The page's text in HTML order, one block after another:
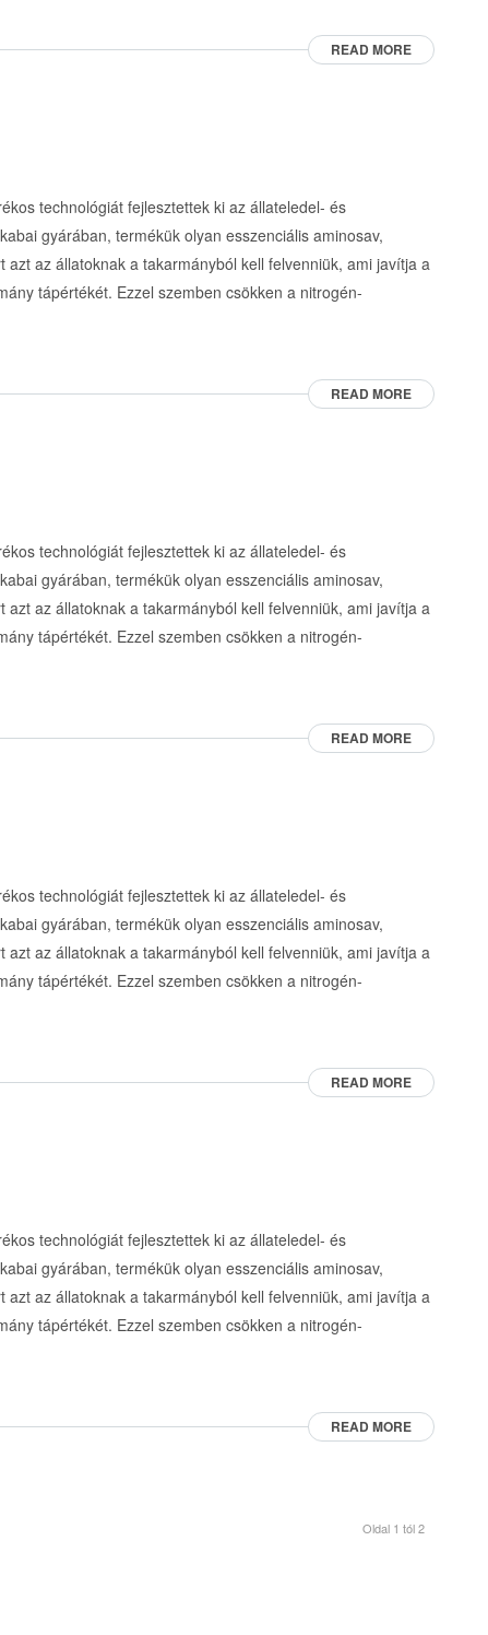
READ MORE
technológiát fejlesztettek ki az állateledel- és
gyárában, termékük olyan esszenciális aminosav,
az állatoknak a takarmányból kell felvenniük, ami javítja a
tápértékét. Ezzel szemben csökken a nitrogén-
READ MORE
technológiát fejlesztettek ki az állateledel- és
gyárában, termékük olyan esszenciális aminosav,
az állatoknak a takarmányból kell felvenniük, ami javítja a
tápértékét. Ezzel szemben csökken a nitrogén-
READ MORE
technológiát fejlesztettek ki az állateledel- és
gyárában, termékük olyan esszenciális aminosav,
az állatoknak a takarmányból kell felvenniük, ami javítja a
tápértékét. Ezzel szemben csökken a nitrogén-
READ MORE
technológiát fejlesztettek ki az állateledel- és
gyárában, termékük olyan esszenciális aminosav,
az állatoknak a takarmányból kell felvenniük, ami javítja a
tápértékét. Ezzel szemben csökken a nitrogén-
READ MORE
Oldal 1 tól 2